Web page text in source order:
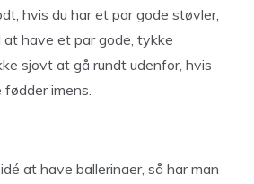
hvis du har et par gode støvler,
at have et par gode, tykke
sjovt at gå rundt udenfor, hvis
imens.
at have ballerinaer, så har man